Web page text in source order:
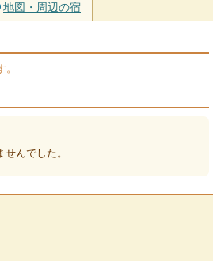
地図・周辺の宿
んでした。